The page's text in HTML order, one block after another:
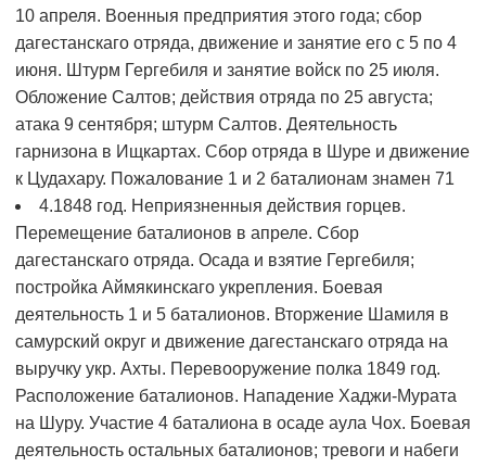
10 апреля. Военныя предприятия этого года; сбор
дагестанскаго отряда, движение и занятие его с 5 по 4
июня. Штурм Гергебиля и занятие войск по 25 июля.
Обложение Салтов; действия отряда по 25 августа;
атака 9 сентября; штурм Салтов. Деятельность
гарнизона в Ищкартах. Сбор отряда в Шуре и движение
к Цудахару. Пожалование 1 и 2 баталионам знамен 71
4.1848 год. Неприязненныя действия горцев.
Перемещение баталионов в апреле. Сбор
дагестанскаго отряда. Осада и взятие Гергебиля;
постройка Аймякинскаго укрепления. Боевая
деятельность 1 и 5 баталионов. Вторжение Шамиля в
самурский округ и движение дагестанскаго отряда на
выручку укр. Ахты. Перевооружение полка 1849 год.
Расположение баталионов. Нападение Хаджи-Мурата
на Шуру. Участие 4 баталиона в осаде аула Чох. Боевая
деятельность остальных баталионов; тревоги и набеги